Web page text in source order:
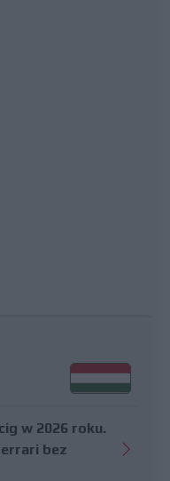
w 2026 roku.
bez